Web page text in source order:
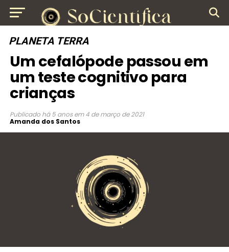
PLANETA TERRA
Um cefalópode passou em
um teste cognitivo para
crianças
Publicado há 5 anos em 4 de março de 2021
Amanda dos Santos